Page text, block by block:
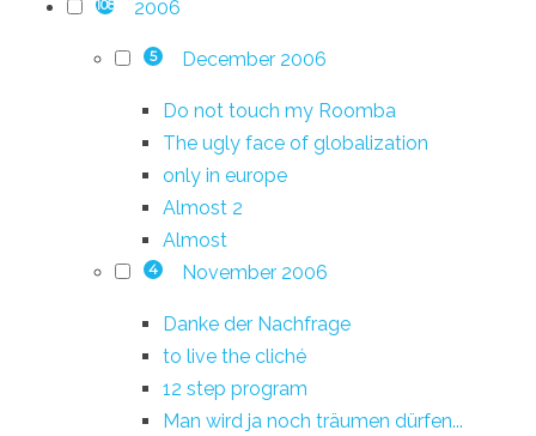
108 2006
5 December 2006
Do not touch my Roomba
The ugly face of globalization
only in europe
Almost 2
Almost
4 November 2006
Danke der Nachfrage
to live the cliché
12 step program
Man wird ja noch träumen dürfen...